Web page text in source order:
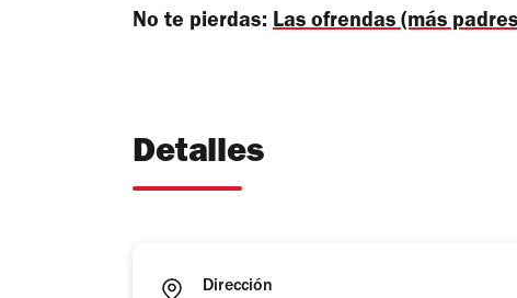
No te pierdas: Las ofrendas (más
Detalles
Dirección